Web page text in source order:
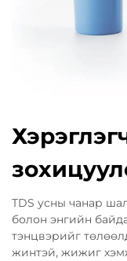
TDS усны чанар
болон энгийн
тэнцвэрийг
жинтэй, жижиг